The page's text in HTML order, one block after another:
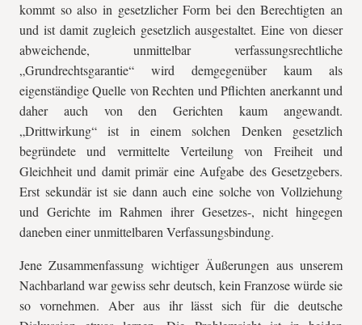
kommt so also in gesetzlicher Form bei den Berechtigten an
und ist damit zugleich gesetzlich ausgestaltet. Eine von dieser
abweichende, unmittelbar verfassungsrechtliche
„Grundrechtsgarantie“ wird demgegenüber kaum als
eigenständige Quelle von Rechten und Pflichten anerkannt und
daher auch von den Gerichten kaum angewandt.
„Drittwirkung“ ist in einem solchen Denken gesetzlich
begründete und vermittelte Verteilung von Freiheit und
Gleichheit und damit primär eine Aufgabe des Gesetzgebers.
Erst sekundär ist sie dann auch eine solche von Vollziehung
und Gerichte im Rahmen ihrer Gesetzes-, nicht hingegen
daneben einer unmittelbaren Verfassungsbindung.
Jene Zusammenfassung wichtiger Äußerungen aus unserem
Nachbarland war gewiss sehr deutsch, kein Franzose würde sie
so vornehmen. Aber aus ihr lässt sich für die deutsche